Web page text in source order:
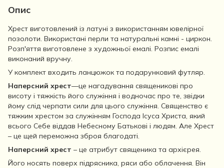
Опис
Хрест виготовлений із латуні з використанням ювелірної
позолоти. Використані перли та натуральні камні - циркон.
Розп'яття виготовлене з художньої емалі. Розпис емалі
виконаний вручну.
У комплект входить ланцюжок та подарунковий футляр.
Наперсний хрест—це нагадування священикові про
висоту і тяжкість його служіння і водночас про те, звідки
йому слід черпати сили для цього служіння. Священство є
тяжким хрестом за служінням Господа Ісуса Христа, який
всього Себе віддав Небесному Батькові і людям. Але Хрест
– це щей переможна зброя благодаті.
Наперсний хрест – це атрибут священика та архієрея.
Його носять поверх підрясника, ряси або облачення. Він